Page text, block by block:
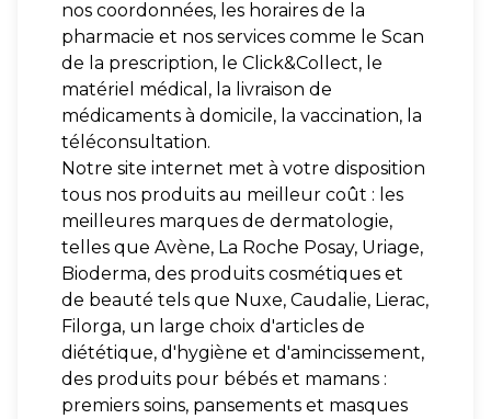
nos coordonnées, les horaires de la
pharmacie et nos services comme le Scan
de la prescription, le Click&Collect, le
matériel médical, la livraison de
médicaments à domicile, la vaccination, la
téléconsultation.
Notre site internet met à votre disposition
tous nos produits au meilleur coût : les
meilleures marques de dermatologie,
telles que Avène, La Roche Posay, Uriage,
Bioderma, des produits cosmétiques et
de beauté tels que Nuxe, Caudalie, Lierac,
Filorga, un large choix d'articles de
diététique, d'hygiène et d'amincissement,
des produits pour bébés et mamans :
premiers soins, pansements et masques